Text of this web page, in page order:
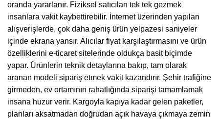
oranda yararlanır. Fiziksel satıcıları tek tek gezmek
insanlara vakit kaybettirebilir. İnternet üzerinden yapılan
alışverişlerde, çok daha geniş ürün yelpazesi saniyeler
içinde ekrana yansır. Alıcılar fiyat karşılaştırmasını ve ürün
özelliklerini e-ticaret sitelerinde oldukça basit biçimde
yapar. Ürünlerin teknik detaylarına bakıp, tam olarak
aranan modeli sipariş etmek vakit kazandırır. Şehir trafiğine
girmeden, ev ortamının rahatlığında siparişi tamamlamak
insana huzur verir. Kargoyla kapıya kadar gelen paketler,
planları aksatmadan doğrudan açık havaya çıkmaya zemin